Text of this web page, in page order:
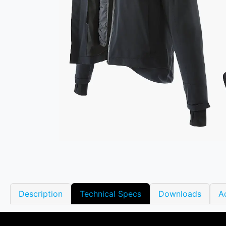
Description Technical Specs Downloads